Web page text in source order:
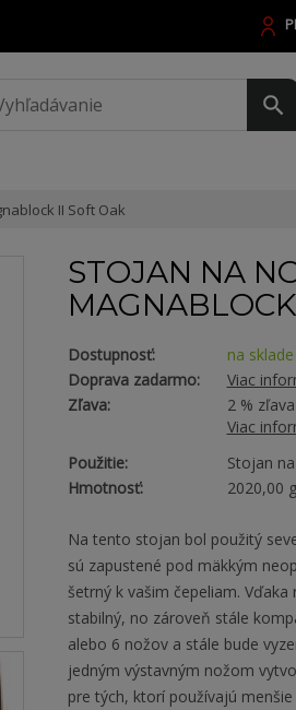
II Soft Oak
STOJAN NA
Dostupnosť:
na sklade
Doprava zadarmo:
Viac
Zľava:
2 %
Viac
Použitie:
Stojan
Hmotnosť:
2020,00 g
Na tento stojan bol použitý
sú zapustené pod mäkkým
šetrný k vašim čepeliam.
stabilný, no zároveň stále
alebo 6 nožov a stále bude
jedným výstavným nožom
pre tých, ktorí používajú